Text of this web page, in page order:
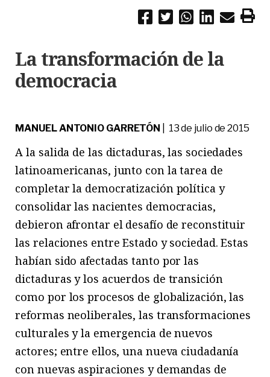
La transformación de la
democracia
MANUEL ANTONIO GARRETÓN | 13 de julio de 2015
A la salida de las dictaduras, las sociedades
latinoamericanas, junto con la tarea de
completar la democratización política y
consolidar las nacientes democracias,
debieron afrontar el desafío de reconstituir
las relaciones entre Estado y sociedad. Estas
habían sido afectadas tanto por las
dictaduras y los acuerdos de transición
como por los procesos de globalización, las
reformas neoliberales, las transformaciones
culturales y la emergencia de nuevos
actores; entre ellos, una nueva ciudadanía
con nuevas aspiraciones y demandas de